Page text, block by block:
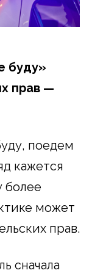
буду»
прав —
поедем
кажется
более
может
прав.
сначала